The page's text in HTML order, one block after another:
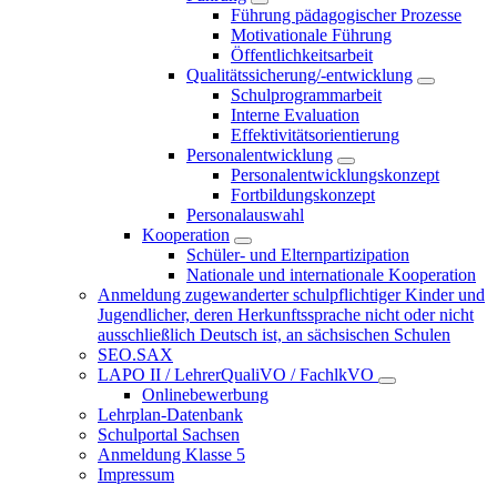
Führung pädagogischer Prozesse
Motivationale Führung
Öffentlichkeitsarbeit
Qualitätssicherung/-entwicklung
Schulprogrammarbeit
Interne Evaluation
Effektivitätsorientierung
Personalentwicklung
Personalentwicklungskonzept
Fortbildungskonzept
Personalauswahl
Kooperation
Schüler- und Elternpartizipation
Nationale und internationale Kooperation
Anmeldung zugewanderter schulpflichtiger Kinder und
Jugendlicher, deren Herkunftssprache nicht oder nicht
ausschließlich Deutsch ist, an sächsischen Schulen
SEO.SAX
LAPO II / LehrerQualiVO / FachlkVO
Onlinebewerbung
Lehrplan-Datenbank
Schulportal Sachsen
Anmeldung Klasse 5
Impressum